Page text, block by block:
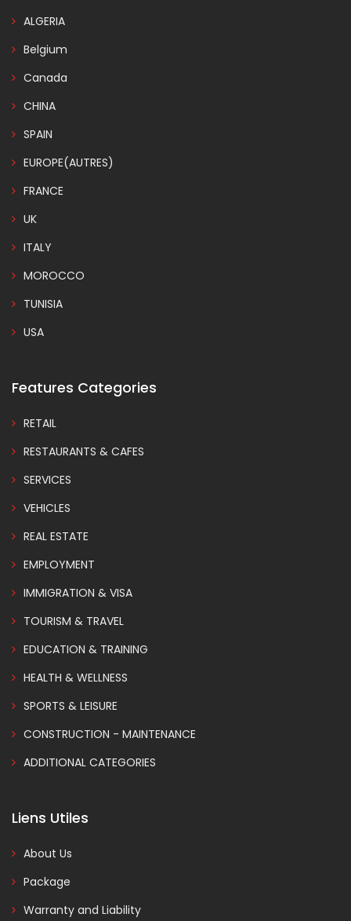
ALGERIA
Belgium
Canada
CHINA
SPAIN
EUROPE(AUTRES)
FRANCE
UK
ITALY
MOROCCO
TUNISIA
USA
Features Categories
RETAIL
RESTAURANTS & CAFES
SERVICES
VEHICLES
REAL ESTATE
EMPLOYMENT
IMMIGRATION & VISA
TOURISM & TRAVEL
EDUCATION & TRAINING
HEALTH & WELLNESS
SPORTS & LEISURE
CONSTRUCTION - MAINTENANCE
ADDITIONAL CATEGORIES
Liens Utiles
About Us
Package
Warranty and Liability